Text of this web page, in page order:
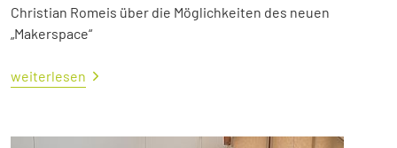
Christian Romeis über die Möglichkeiten des neuen
„Makerspace“
weiterlesen